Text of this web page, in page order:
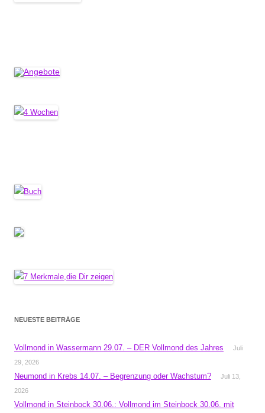
NEUESTE BEITRÄGE
Vollmond in Wassermann 29.07. – DER Vollmond des Jahres
Juli
29, 2026
Neumond in Krebs 14.07. – Begrenzung oder Wachstum?
Juli 13,
2026
Vollmond in Steinbock 30.06.: Vollmond im Steinbock 30.06. mit